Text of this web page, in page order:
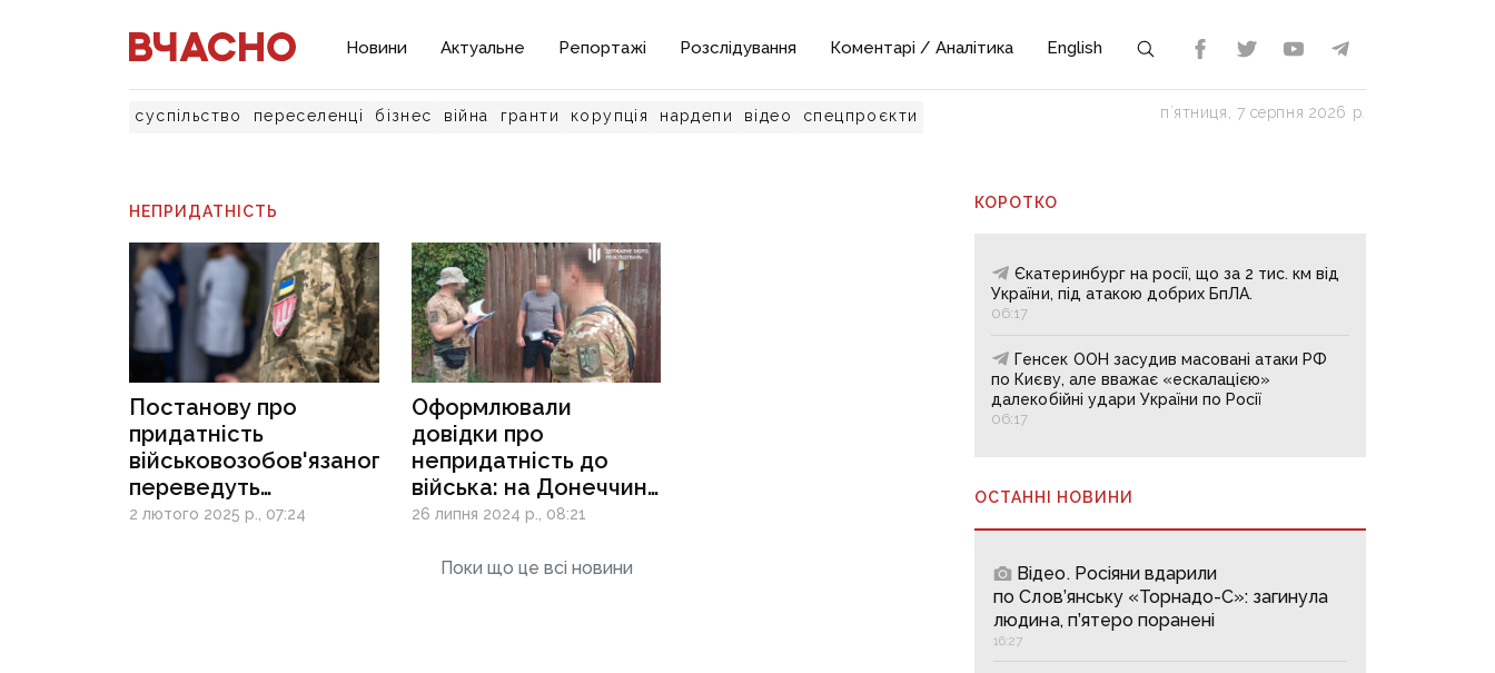
Новини Актуальне Репортажі Розслідування Коментарі / Аналітика English
суспільство переселенці бізнес війна гранти корупція нардепи відео спецпроєкти пʼятниця, 7 серпня 2026 р.
НЕПРИДАТНІСТЬ
Постанову про
придатність
військовозобов'язаного
переведуть
у цифровий формат —
2 лютого 2025 р., 07:24
Оформлювали
довідки про
непридатність до
війська: на Донеччині
заблокували
26 липня 2024 р., 08:21
Поки що це всі новини
КОРОТКО
Єкатеринбург на росії, що за 2 тис. км від
України, під атакою добрих БпЛА.
06:17
Генсек ООН засудив масовані атаки РФ
по Києву, але вважає «ескалацією»
далекобійні удари України по Росії
06:17
ОСТАННІ НОВИНИ
Відео. Росіяни вдарили
по Слов’янську «Торнадо-С»: загинула
людина, п’ятеро поранені
16:27